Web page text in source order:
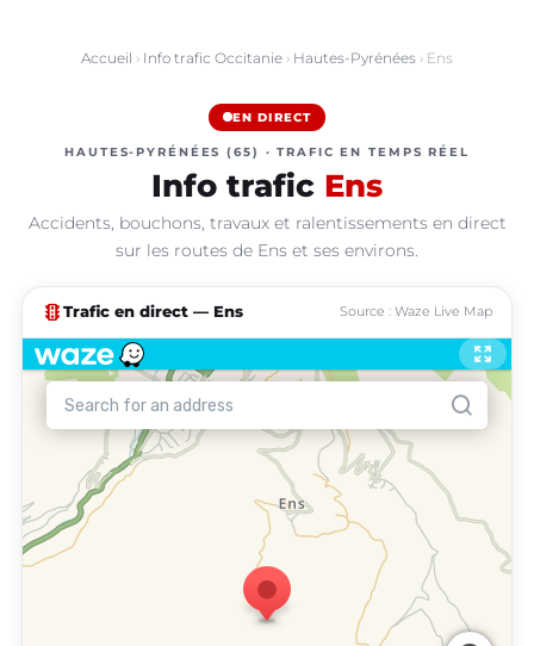
Accueil › Info trafic Occitanie › Hautes-Pyrénées › Ens
EN DIRECT
HAUTES-PYRÉNÉES (65) · TRAFIC EN TEMPS RÉEL
Info trafic Ens
Accidents, bouchons, travaux et ralentissements en direct
sur les routes de Ens et ses environs.
traffic Trafic en direct — Ens Source : Waze Live Map